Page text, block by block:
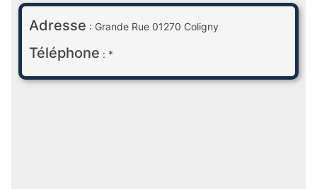
Adresse : Grande Rue 01270 Coligny
Téléphone : *